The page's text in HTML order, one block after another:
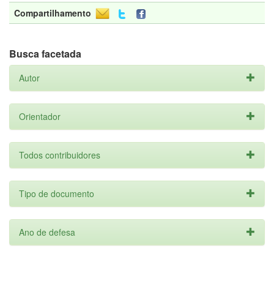
Compartilhamento
Busca facetada
Autor
Orientador
Todos contribuidores
Tipo de documento
Ano de defesa